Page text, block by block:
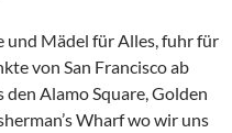
und Mädel für Alles, fuhr für
von San Francisco ab
Alamo Square, Golden
Wharf wo wir uns